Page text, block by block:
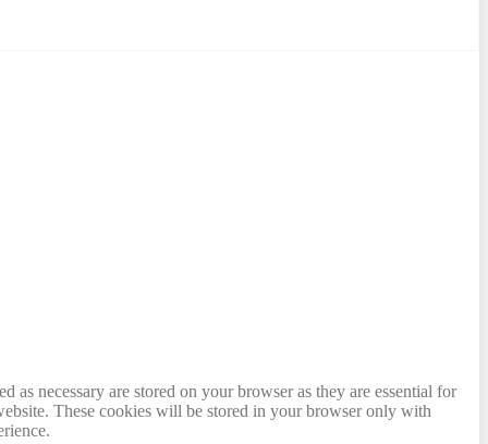
necessary are stored on your browser as they are essential for
These cookies will be stored in your browser only with